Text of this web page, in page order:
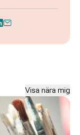
Visa nära mig